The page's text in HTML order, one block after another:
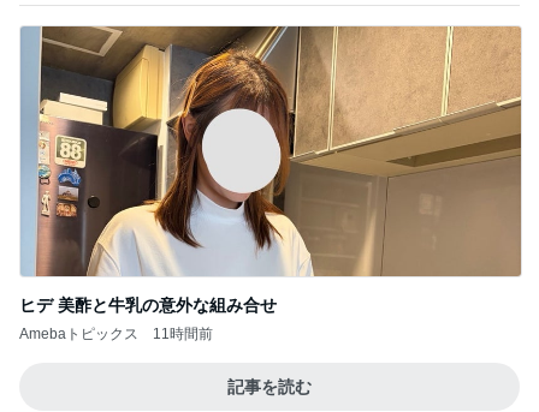
ヒデ 美酢と牛乳の意外な組み合せ
Amebaトピックス 11時間前
記事を読む